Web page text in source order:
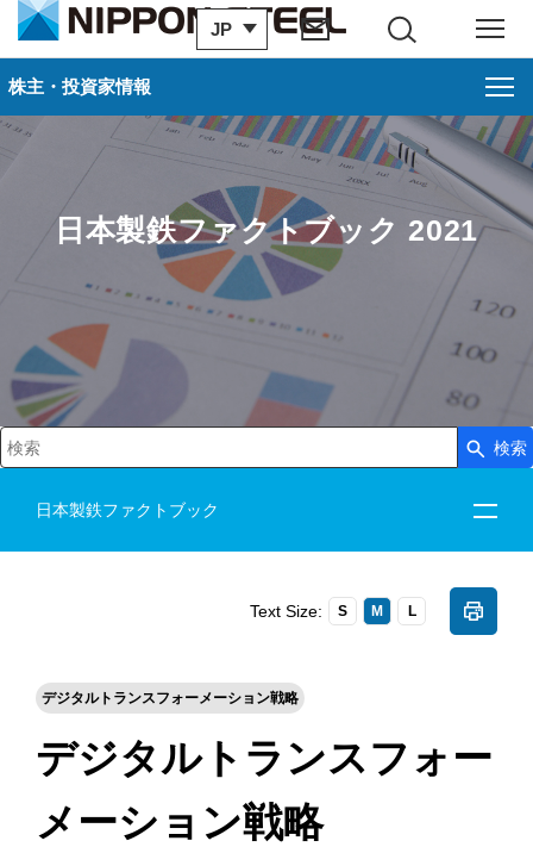
JP
サイト内検索 メニュー
日本製鉄ファクトブック 2021
検索キーワード入力
検索
日本製鉄ファクトブック
Text Size: S M L
デジタルトランスフォーメーション戦略
デジタルトランスフォー
メーション戦略
株主・投資家情報